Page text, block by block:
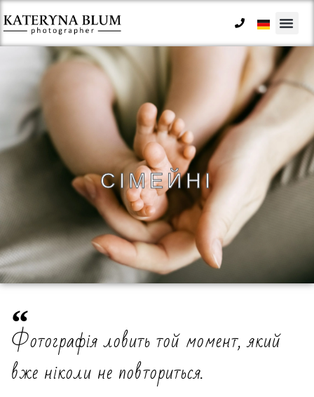
СІМЕЙНІ
Фотографія ловить той момент, який
вже ніколи не повториться.